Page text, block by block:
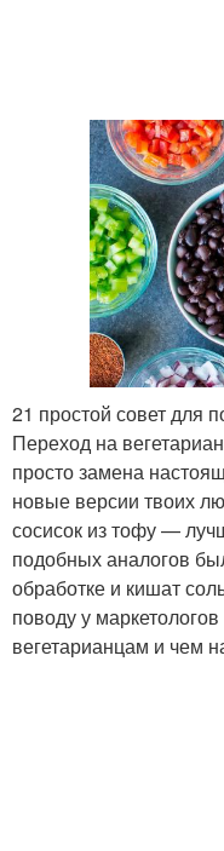
21 простой совет для
Переход на
просто замена
новые версии твоих
сосисок из тофу —
подобных аналогов
обработке и кишат
поводу у
вегетарианцам и чем